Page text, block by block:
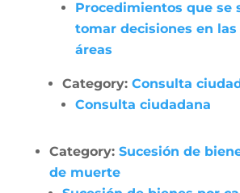
Procedimientos que se
tomar decisiones en
áreas
Category: Consulta
Consulta ciudadana
Category: Sucesión de
de muerte